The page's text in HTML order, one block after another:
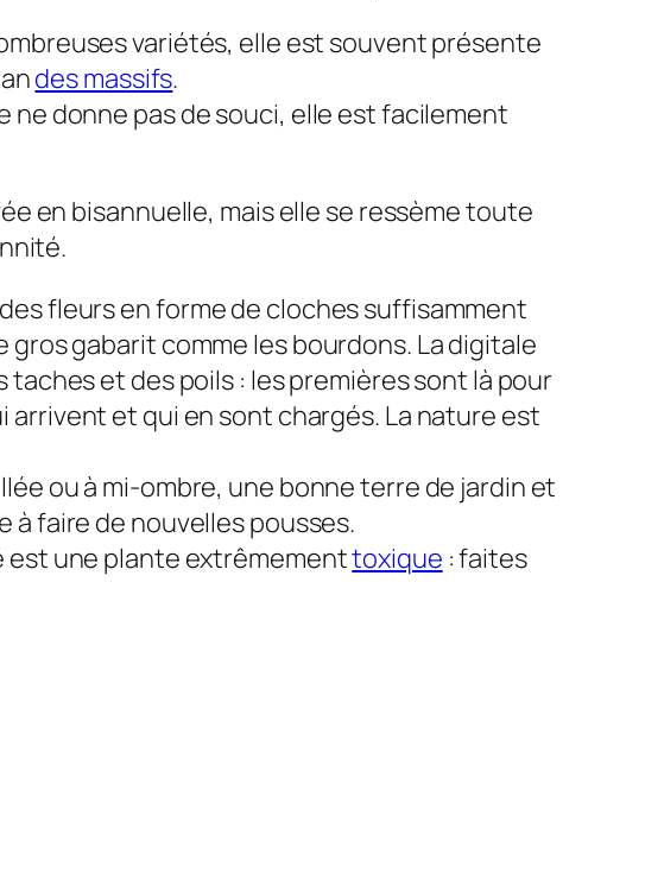
variétés, elle est souvent présente
des massifs.
ne donne pas de souci, elle est facilement
en bisannuelle, mais elle se ressème toute
fleurs en forme de cloches suffisamment
gabarit comme les bourdons. La digitale
et des poils : les premières sont là pour
arrivent et qui en sont chargés. La nature est
ou à mi-ombre, une bonne terre de jardin et
à faire de nouvelles pousses.
est une plante extrêmementtoxique : faites